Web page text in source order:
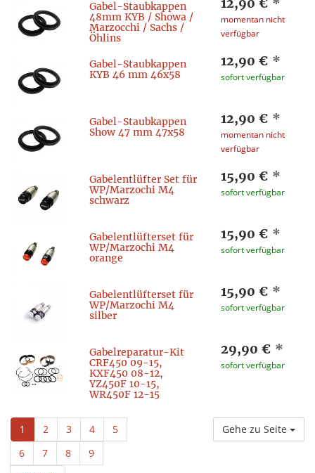
Gabel-Staubkappen
48mm KYB / Showa /
Marzocchi / Sachs /
Öhlins
momentan nicht
verfügbar
Gabel-Staubkappen
KYB 46 mm 46x58
12,90 € *
sofort verfügbar
Gabel-Staubkappen
Show 47 mm 47x58
12,90 € *
momentan nicht
verfügbar
Gabelentlüfter Set für
WP/Marzochi M4
schwarz
15,90 € *
sofort verfügbar
Gabelentlüfterset für
WP/Marzochi M4
orange
15,90 € *
sofort verfügbar
Gabelentlüfterset für
WP/Marzochi M4
silber
15,90 € *
sofort verfügbar
Gabelreparatur-Kit
CRF450 09-15,
KXF450 08-12,
YZ450F 10-15,
WR450F 12-15
29,90 € *
sofort verfügbar
1 2 3 4
5
6
7 8
9
Gehe zu Seite